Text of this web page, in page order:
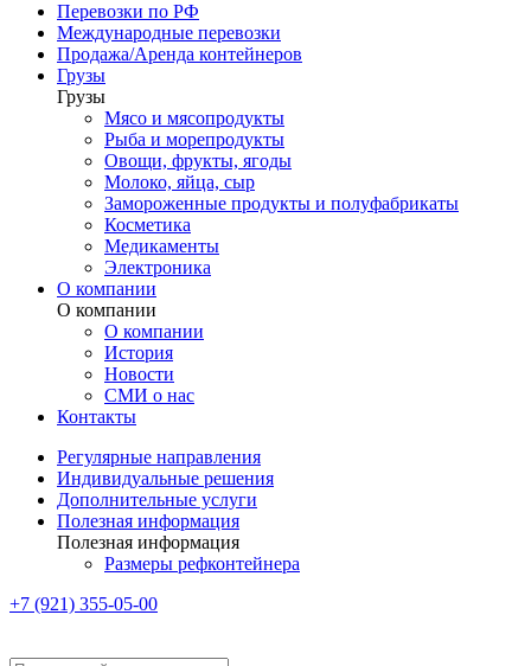
Перевозки по РФ
Международные перевозки
Продажа/Аренда контейнеров
Грузы
Грузы
Мясо и мясопродукты
Рыба и морепродукты
Овощи, фрукты, ягоды
Молоко, яйца, сыр
Замороженные продукты и полуфабрикаты
Косметика
Медикаменты
Электроника
О компании
О компании
О компании
История
Новости
СМИ о нас
Контакты
Регулярные направления
Индивидуальные решения
Дополнительные услуги
Полезная информация
Полезная информация
Размеры рефконтейнера
+7 (921) 355-05-00